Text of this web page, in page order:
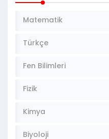
Matematik
Türkçe
Fen Bilimleri
Fizik
Kimya
Biyoloji